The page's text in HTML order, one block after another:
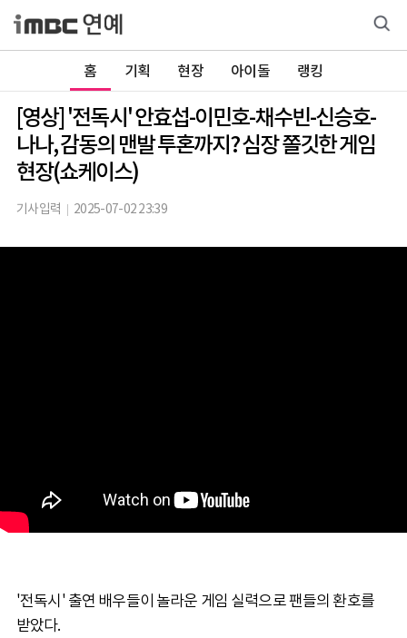
홈 기획 현장 아이돌 랭킹
[영상] '전독시' 안효섭-이민호-채수빈-신승호-
나나, 감동의 맨발 투혼까지? 심장 쫄깃한 게임
현장(쇼케이스)
기사입력 2025-07-02 23:39
'전독시' 출연 배우들이 놀라운 게임 실력으로 팬들의 환호를
받았다.